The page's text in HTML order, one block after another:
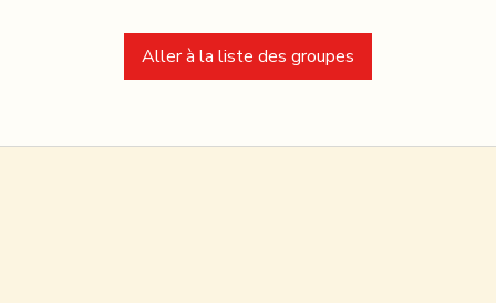
Aller à la liste des groupes